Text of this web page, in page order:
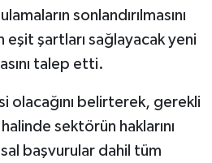
sonlandırılmasını
şartları sağlayacak yeni
talep etti.
olacağını belirterek, gerekli
halinde sektörün haklarını
başvurular dahil tüm